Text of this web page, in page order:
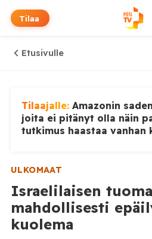
Tilaa
Etusivulle
Tilaajalle: Amazonin
joita ei pitänyt olla näin
tutkimus haastaa vanhan
ULKOMAAT
Israelilaisen
mahdollisesti
kuolema